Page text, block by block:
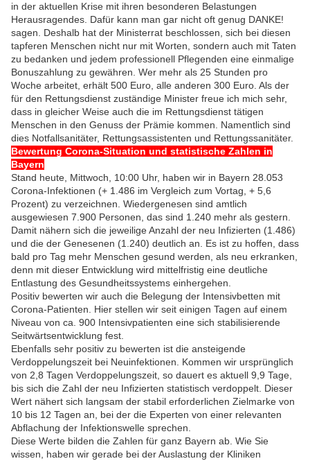
in der aktuellen Krise mit ihren besonderen Belastungen
Herausragendes. Dafür kann man gar nicht oft genug DANKE!
sagen. Deshalb hat der Ministerrat beschlossen, sich bei diesen
tapferen Menschen nicht nur mit Worten, sondern auch mit Taten
zu bedanken und jedem professionell Pflegenden eine einmalige
Bonuszahlung zu gewähren. Wer mehr als 25 Stunden pro
Woche arbeitet, erhält 500 Euro, alle anderen 300 Euro. Als der
für den Rettungsdienst zuständige Minister freue ich mich sehr,
dass in gleicher Weise auch die im Rettungsdienst tätigen
Menschen in den Genuss der Prämie kommen. Namentlich sind
dies Notfallsanitäter, Rettungsassistenten und Rettungssanitäter.
Bewertung Corona-Situation und statistische Zahlen in
Bayern
Stand heute, Mittwoch, 10:00 Uhr, haben wir in Bayern 28.053
Corona-Infektionen (+ 1.486 im Vergleich zum Vortag, + 5,6
Prozent) zu verzeichnen. Wiedergenesen sind amtlich
ausgewiesen 7.900 Personen, das sind 1.240 mehr als gestern.
Damit nähern sich die jeweilige Anzahl der neu Infizierten (1.486)
und die der Genesenen (1.240) deutlich an. Es ist zu hoffen, dass
bald pro Tag mehr Menschen gesund werden, als neu erkranken,
denn mit dieser Entwicklung wird mittelfristig eine deutliche
Entlastung des Gesundheitssystems einhergehen.
Positiv bewerten wir auch die Belegung der Intensivbetten mit
Corona-Patienten. Hier stellen wir seit einigen Tagen auf einem
Niveau von ca. 900 Intensivpatienten eine sich stabilisierende
Seitwärtsentwicklung fest.
Ebenfalls sehr positiv zu bewerten ist die ansteigende
Verdoppelungszeit bei Neuinfektionen. Kommen wir ursprünglich
von 2,8 Tagen Verdoppelungszeit, so dauert es aktuell 9,9 Tage,
bis sich die Zahl der neu Infizierten statistisch verdoppelt. Dieser
Wert nähert sich langsam der stabil erforderlichen Zielmarke von
10 bis 12 Tagen an, bei der die Experten von einer relevanten
Abflachung der Infektionswelle sprechen.
Diese Werte bilden die Zahlen für ganz Bayern ab. Wie Sie
wissen, haben wir gerade bei der Auslastung der Kliniken